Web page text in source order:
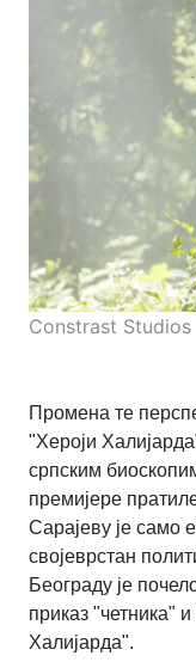
Constrast Studios
Промена те
"Хероји
српским
премијере
Сарајеву је само
својеврстан
Београду је
приказ "четника"
Халијарда".